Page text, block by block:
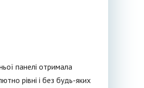
панелі отримала
рівні і без будь-яких